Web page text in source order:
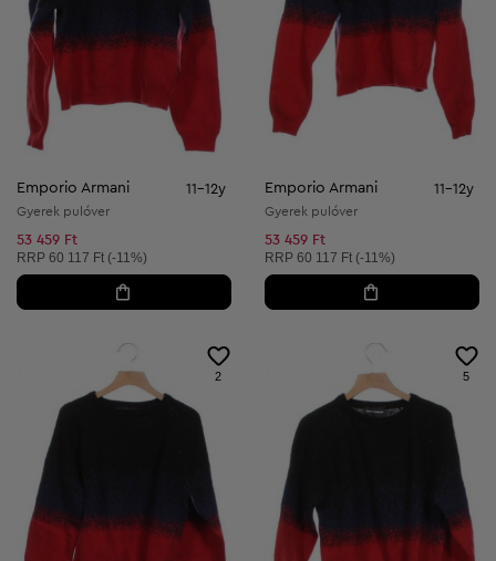
Emporio Armani 11-12y
Gyerek pulóver
53 459 Ft
Ajánlott ár:
RRP 60 117 Ft (-11%)
Emporio Armani 11-12y
Gyerek pulóver
53 459 Ft
Ajánlott ár:
RRP 60 117 Ft (-11%)
2 5